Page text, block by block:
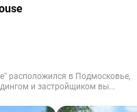
расположился в Подмосковье,
и застройщиком вы...